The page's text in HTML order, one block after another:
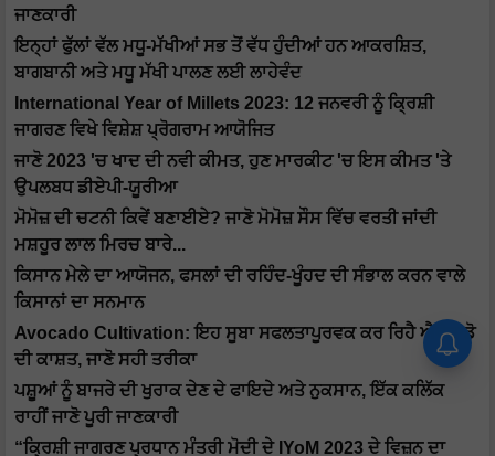
ਜਾਣਕਾਰੀ
ਇਨ੍ਹਾਂ ਫੁੱਲਾਂ ਵੱਲ ਮਧੂ-ਮੱਖੀਆਂ ਸਭ ਤੋਂ ਵੱਧ ਹੁੰਦੀਆਂ ਹਨ ਆਕਰਸ਼ਿਤ,
ਬਾਗਬਾਨੀ ਅਤੇ ਮਧੂ ਮੱਖੀ ਪਾਲਣ ਲਈ ਲਾਹੇਵੰਦ
International Year of Millets 2023: 12 ਜਨਵਰੀ ਨੂੰ ਕ੍ਰਿਸ਼ੀ
ਜਾਗਰਣ ਵਿਖੇ ਵਿਸ਼ੇਸ਼ ਪ੍ਰੋਗਰਾਮ ਆਯੋਜਿਤ
ਜਾਣੋ 2023 'ਚ ਖਾਦ ਦੀ ਨਵੀ ਕੀਮਤ, ਹੁਣ ਮਾਰਕੀਟ 'ਚ ਇਸ ਕੀਮਤ 'ਤੇ
ਉਪਲਬਧ ਡੀਏਪੀ-ਯੂਰੀਆ
ਮੋਮੋਜ਼ ਦੀ ਚਟਨੀ ਕਿਵੇਂ ਬਣਾਈਏ? ਜਾਣੋ ਮੋਮੋਜ਼ ਸੌਸ ਵਿੱਚ ਵਰਤੀ ਜਾਂਦੀ
ਮਸ਼ਹੂਰ ਲਾਲ ਮਿਰਚ ਬਾਰੇ...
ਕਿਸਾਨ ਮੇਲੇ ਦਾ ਆਯੋਜਨ, ਫਸਲਾਂ ਦੀ ਰਹਿੰਦ-ਖੂੰਹਦ ਦੀ ਸੰਭਾਲ ਕਰਨ ਵਾਲੇ
ਕਿਸਾਨਾਂ ਦਾ ਸਨਮਾਨ
Avocado Cultivation: ਇਹ ਸੂਬਾ ਸਫਲਤਾਪੂਰਵਕ ਕਰ ਰਿਹੈ ਐਵੋਕਾਡੋ
ਦੀ ਕਾਸ਼ਤ, ਜਾਣੋ ਸਹੀ ਤਰੀਕਾ
ਪਸ਼ੂਆਂ ਨੂੰ ਬਾਜਰੇ ਦੀ ਖੁਰਾਕ ਦੇਣ ਦੇ ਫਾਇਦੇ ਅਤੇ ਨੁਕਸਾਨ, ਇੱਕ ਕਲਿੱਕ
ਰਾਹੀਂ ਜਾਣੋ ਪੂਰੀ ਜਾਣਕਾਰੀ
“ਕ੍ਰਿਸ਼ੀ ਜਾਗਰਣ ਪ੍ਰਧਾਨ ਮੰਤਰੀ ਮੋਦੀ ਦੇ IYoM 2023 ਦੇ ਵਿਜ਼ਨ ਦਾ